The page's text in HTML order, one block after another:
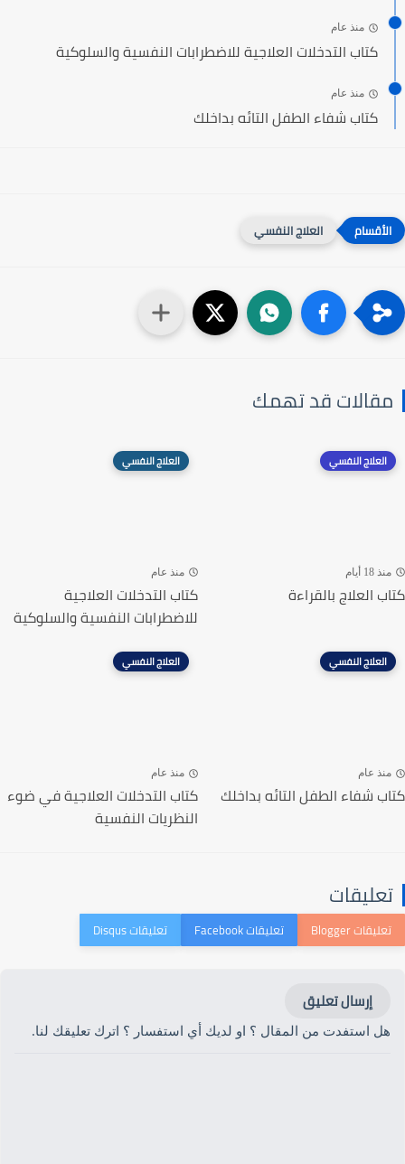
منذ عام
كتاب التدخلات العلاجية للاضطرابات النفسية والسلوكية
منذ عام
كتاب شفاء الطفل التائه بداخلك
العلاج النفسي
مقالات قد تهمك
العلاج النفسي
منذ 18 أيام
كتاب العلاج بالقراءة
العلاج النفسي
منذ عام
كتاب التدخلات العلاجية
للاضطرابات النفسية والسلوكية
العلاج النفسي
منذ عام
كتاب شفاء الطفل التائه بداخلك
العلاج النفسي
منذ عام
كتاب التدخلات العلاجية في ضوء
النظريات النفسية
تعليقات
إرسال تعليق
هل استفدت من المقال ؟ او لديك أي استفسار ؟ اترك تعليقك لنا.